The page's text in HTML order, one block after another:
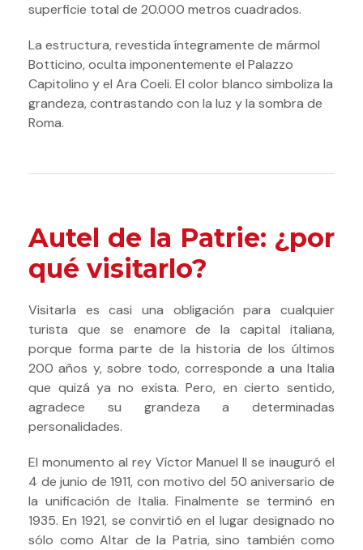
superficie total de 20.000 metros cuadrados.
La estructura, revestida íntegramente de mármol
Botticino, oculta imponentemente el Palazzo
Capitolino y el Ara Coeli. El color blanco simboliza la
grandeza, contrastando con la luz y la sombra de
Roma.
Autel de la Patrie: ¿por
qué visitarlo?
Visitarla es casi una obligación para cualquier
turista que se enamore de la capital italiana,
porque forma parte de la historia de los últimos
200 años y, sobre todo, corresponde a una Italia
que quizá ya no exista. Pero, en cierto sentido,
agradece su grandeza a determinadas
personalidades.
El monumento al rey Víctor Manuel II se inauguró el
4 de junio de 1911, con motivo del 50 aniversario de
la unificación de Italia.Finalmente se terminó en
1935. En 1921, se convirtió en el lugar designado no
sólo como Altar de la Patria, sino también como